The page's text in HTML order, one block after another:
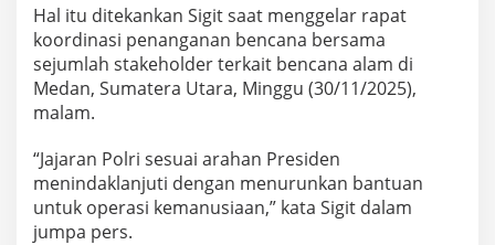
D
k
e
r
a
n
k
Hal itu ditekankan Sigit saat menggelar rapat
koordinasi penanganan bencana bersama
sejumlah stakeholder terkait bencana alam di
Medan, Sumatera Utara, Minggu (30/11/2025),
malam.
“Jajaran Polri sesuai arahan Presiden
menindaklanjuti dengan menurunkan bantuan
untuk operasi kemanusiaan,” kata Sigit dalam
jumpa pers.